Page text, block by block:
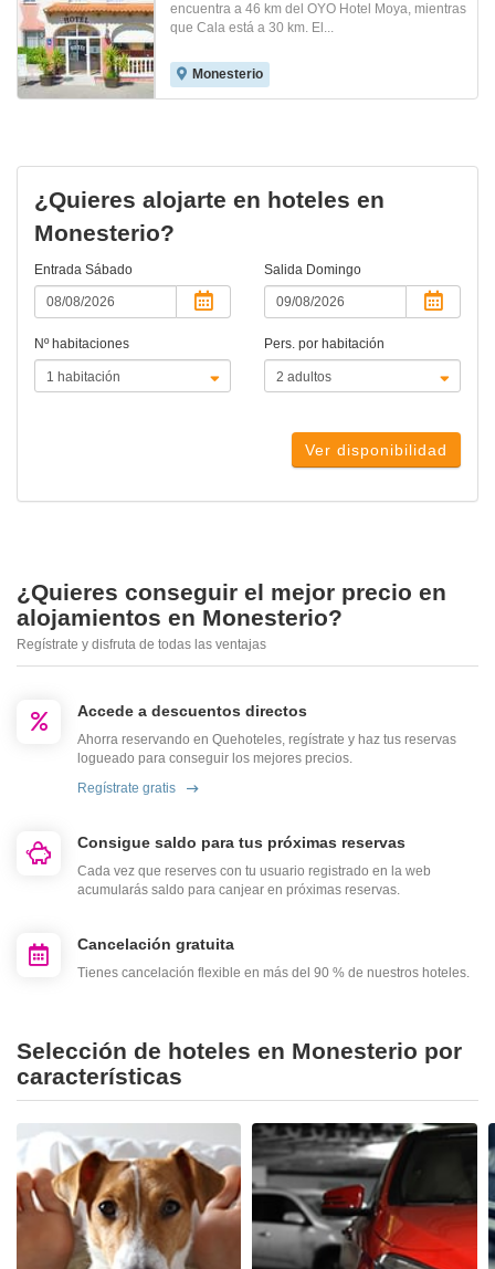
encuentra a 46 km del OYO Hotel Moya, mientras
que Cala está a 30 km. El...
Monesterio
¿Quieres alojarte en hoteles en
Monesterio?
Entrada Sábado Salida Domingo
Nº habitaciones Pers. por habitación
Ver disponibilidad
¿Quieres conseguir el mejor precio en
alojamientos en Monesterio?
Regístrate y disfruta de todas las ventajas
Accede a descuentos directos
Ahorra reservando en Quehoteles, regístrate y haz tus reservas
logueado para conseguir los mejores precios.
Regístrate gratis
Consigue saldo para tus próximas reservas
Cada vez que reserves con tu usuario registrado en la web
acumularás saldo para canjear en próximas reservas.
Cancelación gratuita
Tienes cancelación flexible en más del 90 % de nuestros hoteles.
Selección de hoteles en Monesterio por
características